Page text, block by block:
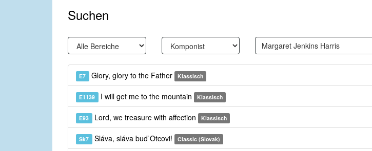
Suchen
E7 Glory, glory to the Father Klassisch
E1139 I will get me to the mountain Klassisch
E93 Lord, we treasure with affection Klassisch
Sk7 Sláva, sláva buď Otcovi! Classic (Slovak)